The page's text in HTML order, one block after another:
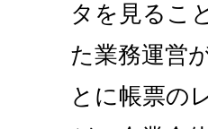
タを見るこ
た業務運営
とに帳票の